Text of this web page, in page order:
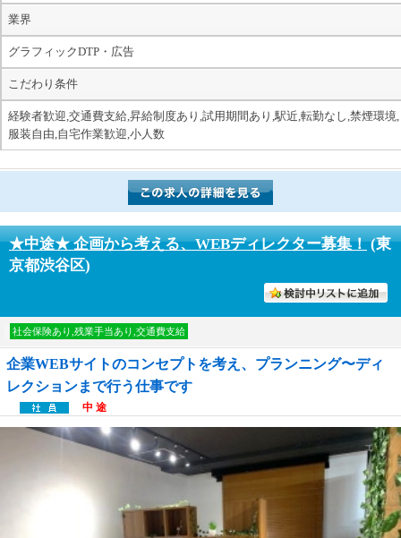
業界
グラフィックDTP・広告
こだわり条件
経験者歓迎,交通費支給,昇給制度あり,試用期間あり,駅近,転勤なし,禁煙環境,
服装自由,自宅作業歓迎,小人数
★中途★ 企画から考える、WEBディレクター募集！(東
京都渋谷区)
討中リストに入れる
社会保険あり,残業手当あり,交通費支給
企業WEBサイトのコンセプトを考え、プランニング〜ディ
レクションまで行う仕事です
中 途